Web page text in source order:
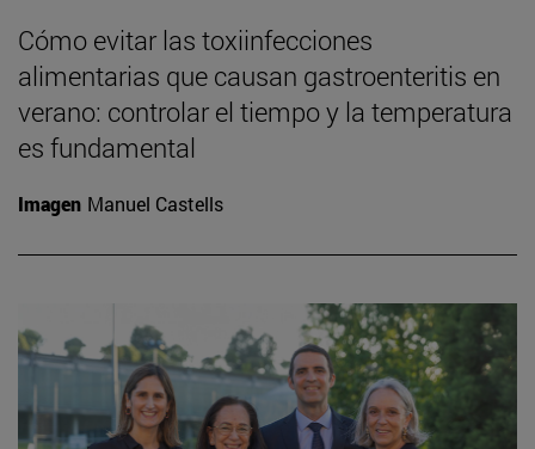
Cómo evitar las toxiinfecciones
alimentarias que causan gastroenteritis en
verano: controlar el tiempo y la temperatura
es fundamental
Imagen Manuel Castells